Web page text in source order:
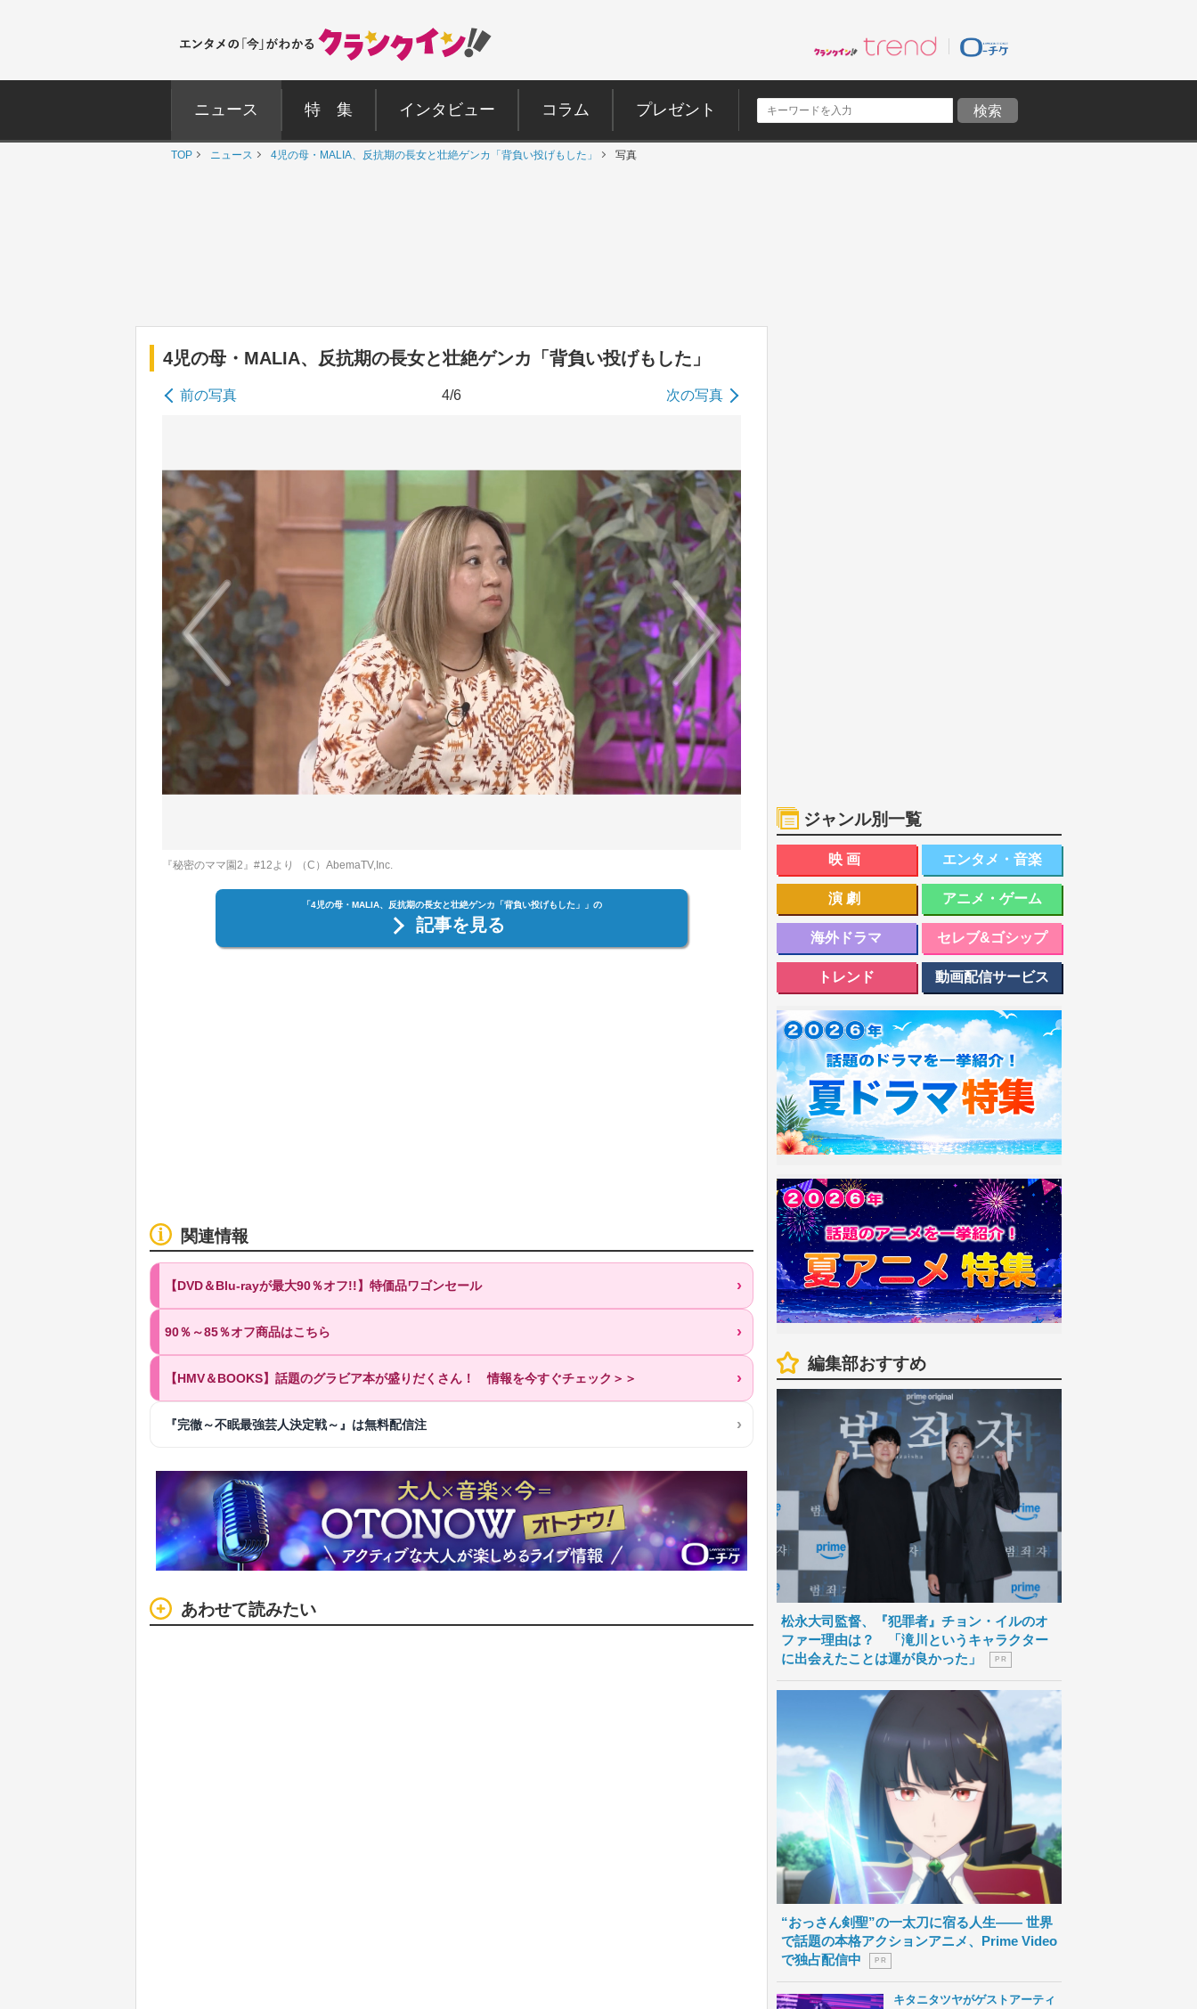
ニュース 特 集 インタビュー コラム プレゼント
TOP ニュース 4児の母・MALIA、反抗期の長女と壮絶ゲンカ「背負い投げもした」 写真
4児の母・MALIA、反抗期の長女と壮絶ゲンカ「背負い投げもした」
前の写真 4/6 次の写真
『秘密のママ園2』#12より （C）AbemaTV,Inc.
「4児の母・MALIA、反抗期の長女と壮絶ゲンカ「背負い投げもした」」の
記事を見る
関連情報
【DVD＆Blu-rayが最大90％オフ!!】特価品ワゴンセール
90％～85％オフ商品はこちら
【HMV＆BOOKS】話題のグラビア本が盛りだくさん！ 情報を今すぐチェック＞＞
『完徹～不眠最強芸人決定戦～』は無料配信注
あわせて読みたい
ジャンル別一覧
映画 エンタメ・音楽
演劇 アニメ・ゲーム
海外ドラマ セレブ&ゴシップ
トレンド 動画配信サービス
編集部おすすめ
松永大司監督、『犯罪者』チョン・イルのオ
ファー理由は？ 「滝川というキャラクター
に出会えたことは運が良かった」
P R
“おっさん剣聖”の一太刀に宿る人生―― 世界
で話題の本格アクションアニメ、Prime Video
で独占配信中
P R
キタニタツヤがゲストアーティ